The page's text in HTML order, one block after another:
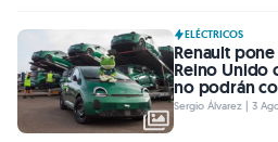
ELÉCTRICOS
Renault
Reino Unido
no podrán
Sergio Álvarez | 3